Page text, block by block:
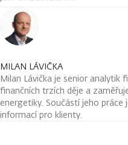
MILAN LÁVIČKA
Milan Lávička je senior analytik
finančních trzích děje a
energetiky. Součástí jeho práce
informací pro klienty.